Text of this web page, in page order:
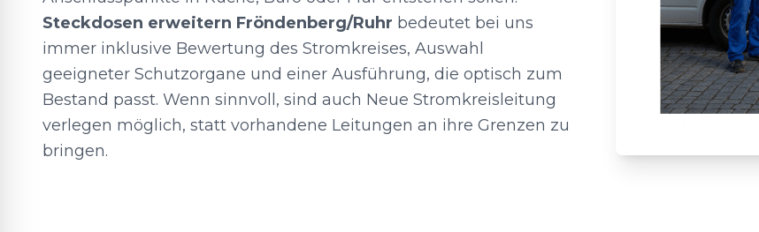
Steckdosen erweitern Fröndenberg/Ruhr bedeutet bei uns
immer inklusive Bewertung des Stromkreises, Auswahl
geeigneter Schutzorgane und einer Ausführung, die optisch zum
Bestand passt. Wenn sinnvoll, sind auch Neue Stromkreisleitung
verlegen möglich, statt vorhandene Leitungen an ihre Grenzen zu
bringen.